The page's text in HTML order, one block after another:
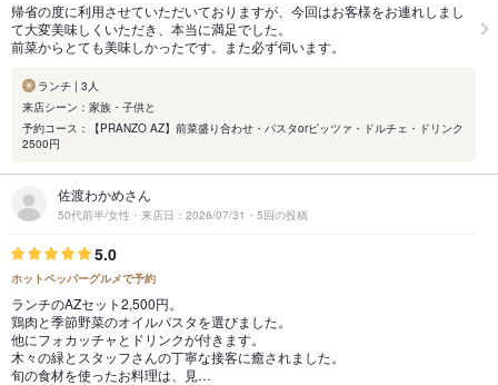
帰省の度に利用させていただいておりますが、今回はお客様をお連れしまし
て大変美味しくいただき、本当に満足でした。
前菜からとても美味しかったです。また必ず伺います。
ランチ | 3人
来店シーン：家族・子供と
予約コース：【PRANZO AZ】前菜盛り合わせ・パスタorピッツァ・ドルチェ・ドリンク
2500円
佐渡わかめさん
50代前半/女性・来店日：2026/07/31・5回の投稿
5.0
ホットペッパーグルメで予約
ランチのAZセット2,500円。
鶏肉と季節野菜のオイルパスタを選びました。
他にフォカッチャとドリンクが付きます。
木々の緑とスタッフさんの丁寧な接客に癒されました。
旬の食材を使ったお料理は、見…